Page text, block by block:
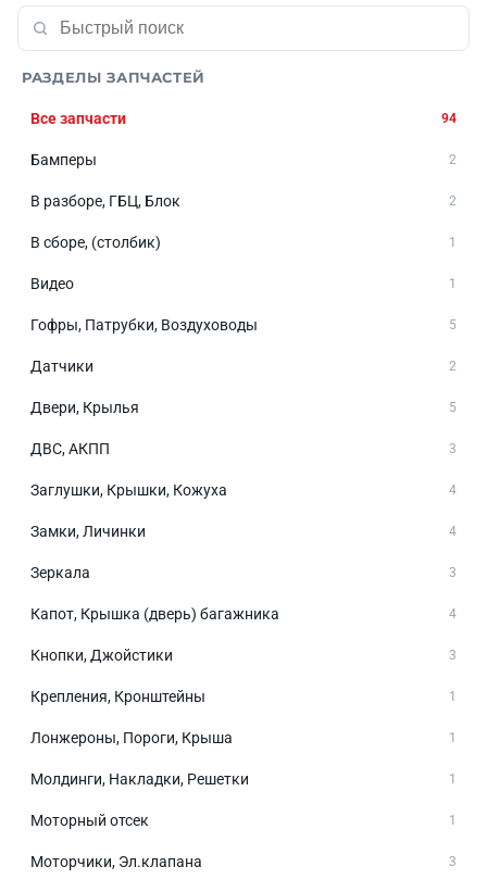
РАЗДЕЛЫ ЗАПЧАСТЕЙ
Все запчасти 94
Бамперы 2
В разборе, ГБЦ, Блок 2
В сборе, (столбик) 1
Видео 1
Гофры, Патрубки, Воздуховоды 5
Датчики 2
Двери, Крылья 5
ДВС, АКПП 3
Заглушки, Крышки, Кожуха 4
Замки, Личинки 4
Зеркала 3
Капот, Крышка (дверь) багажника 4
Кнопки, Джойстики 3
Крепления, Кронштейны 1
Лонжероны, Пороги, Крыша 1
Молдинги, Накладки, Решетки 1
Моторный отсек 1
Моторчики, Эл.клапана 3